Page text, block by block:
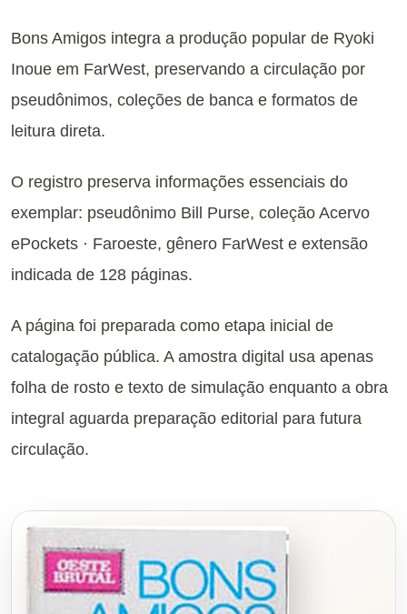
Bons Amigos integra a produção popular de Ryoki
Inoue em FarWest, preservando a circulação por
pseudônimos, coleções de banca e formatos de
leitura direta.
O registro preserva informações essenciais do
exemplar: pseudônimo Bill Purse, coleção Acervo
ePockets · Faroeste, gênero FarWest e extensão
indicada de 128 páginas.
A página foi preparada como etapa inicial de
catalogação pública. A amostra digital usa apenas
folha de rosto e texto de simulação enquanto a obra
integral aguarda preparação editorial para futura
circulação.